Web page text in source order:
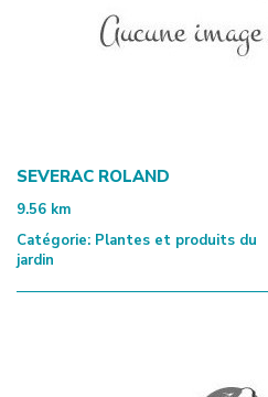
SEVERAC ROLAND
9.56 km
Catégorie: Plantes et produits du
jardin